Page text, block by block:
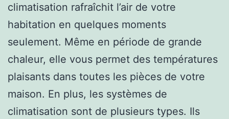
climatisation rafraîchit l’air de votre
habitation en quelques moments
seulement. Même en période de grande
chaleur, elle vous permet des températures
plaisants dans toutes les pièces de votre
maison. En plus, les systèmes de
climatisation sont de plusieurs types. Ils